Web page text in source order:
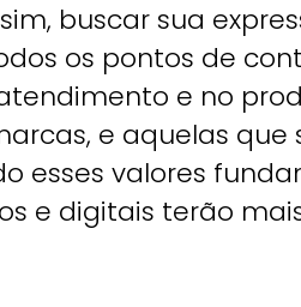
buscar sua
os pontos de
e no
e aquelas que
esses valores
e digitais terão